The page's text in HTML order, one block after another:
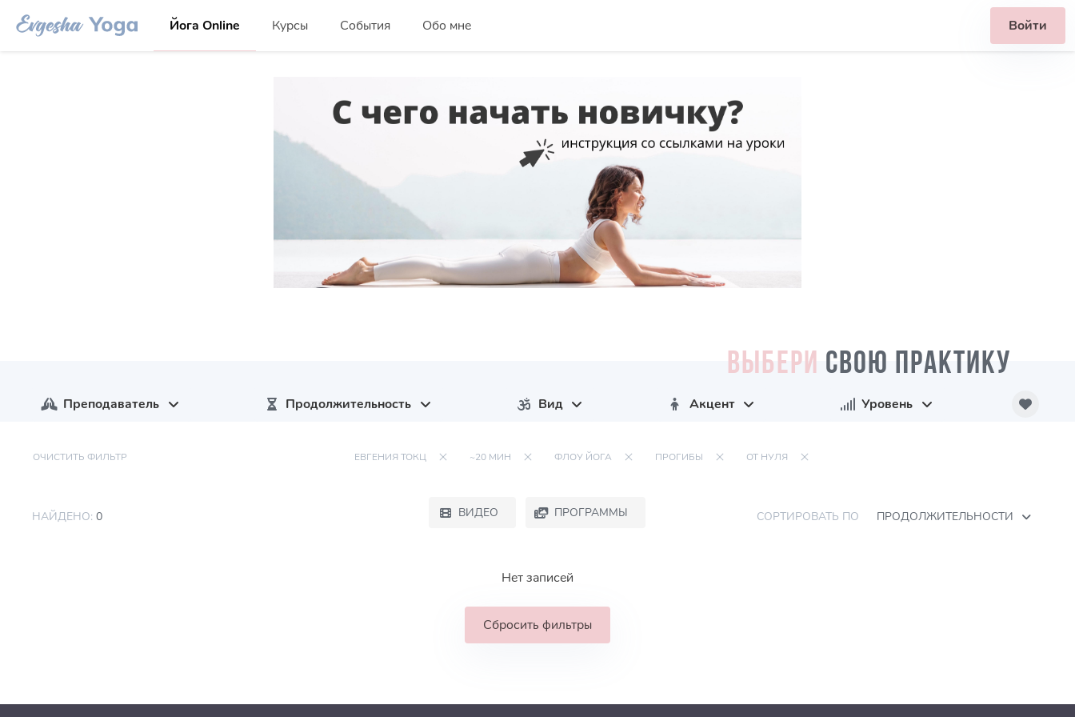
Йога Online Курсы События Обо мне Войти
ВЫБЕРИ СВОЮ ПРАКТИКУ
Преподаватель Продолжительность Вид Акцент Уровень
ОЧИСТИТЬ ФИЛЬТР ЕВГЕНИЯ ТОКЦ ~20 МИН ФЛОУ ЙОГА ПРОГИБЫ ОТ НУЛЯ
НАЙДЕНО: 0 ВИДЕО ПРОГРАММЫ СОРТИРОВАТЬ ПО ПРОДОЛЖИТЕЛЬНОСТИ
Нет записей
Сбросить фильтры